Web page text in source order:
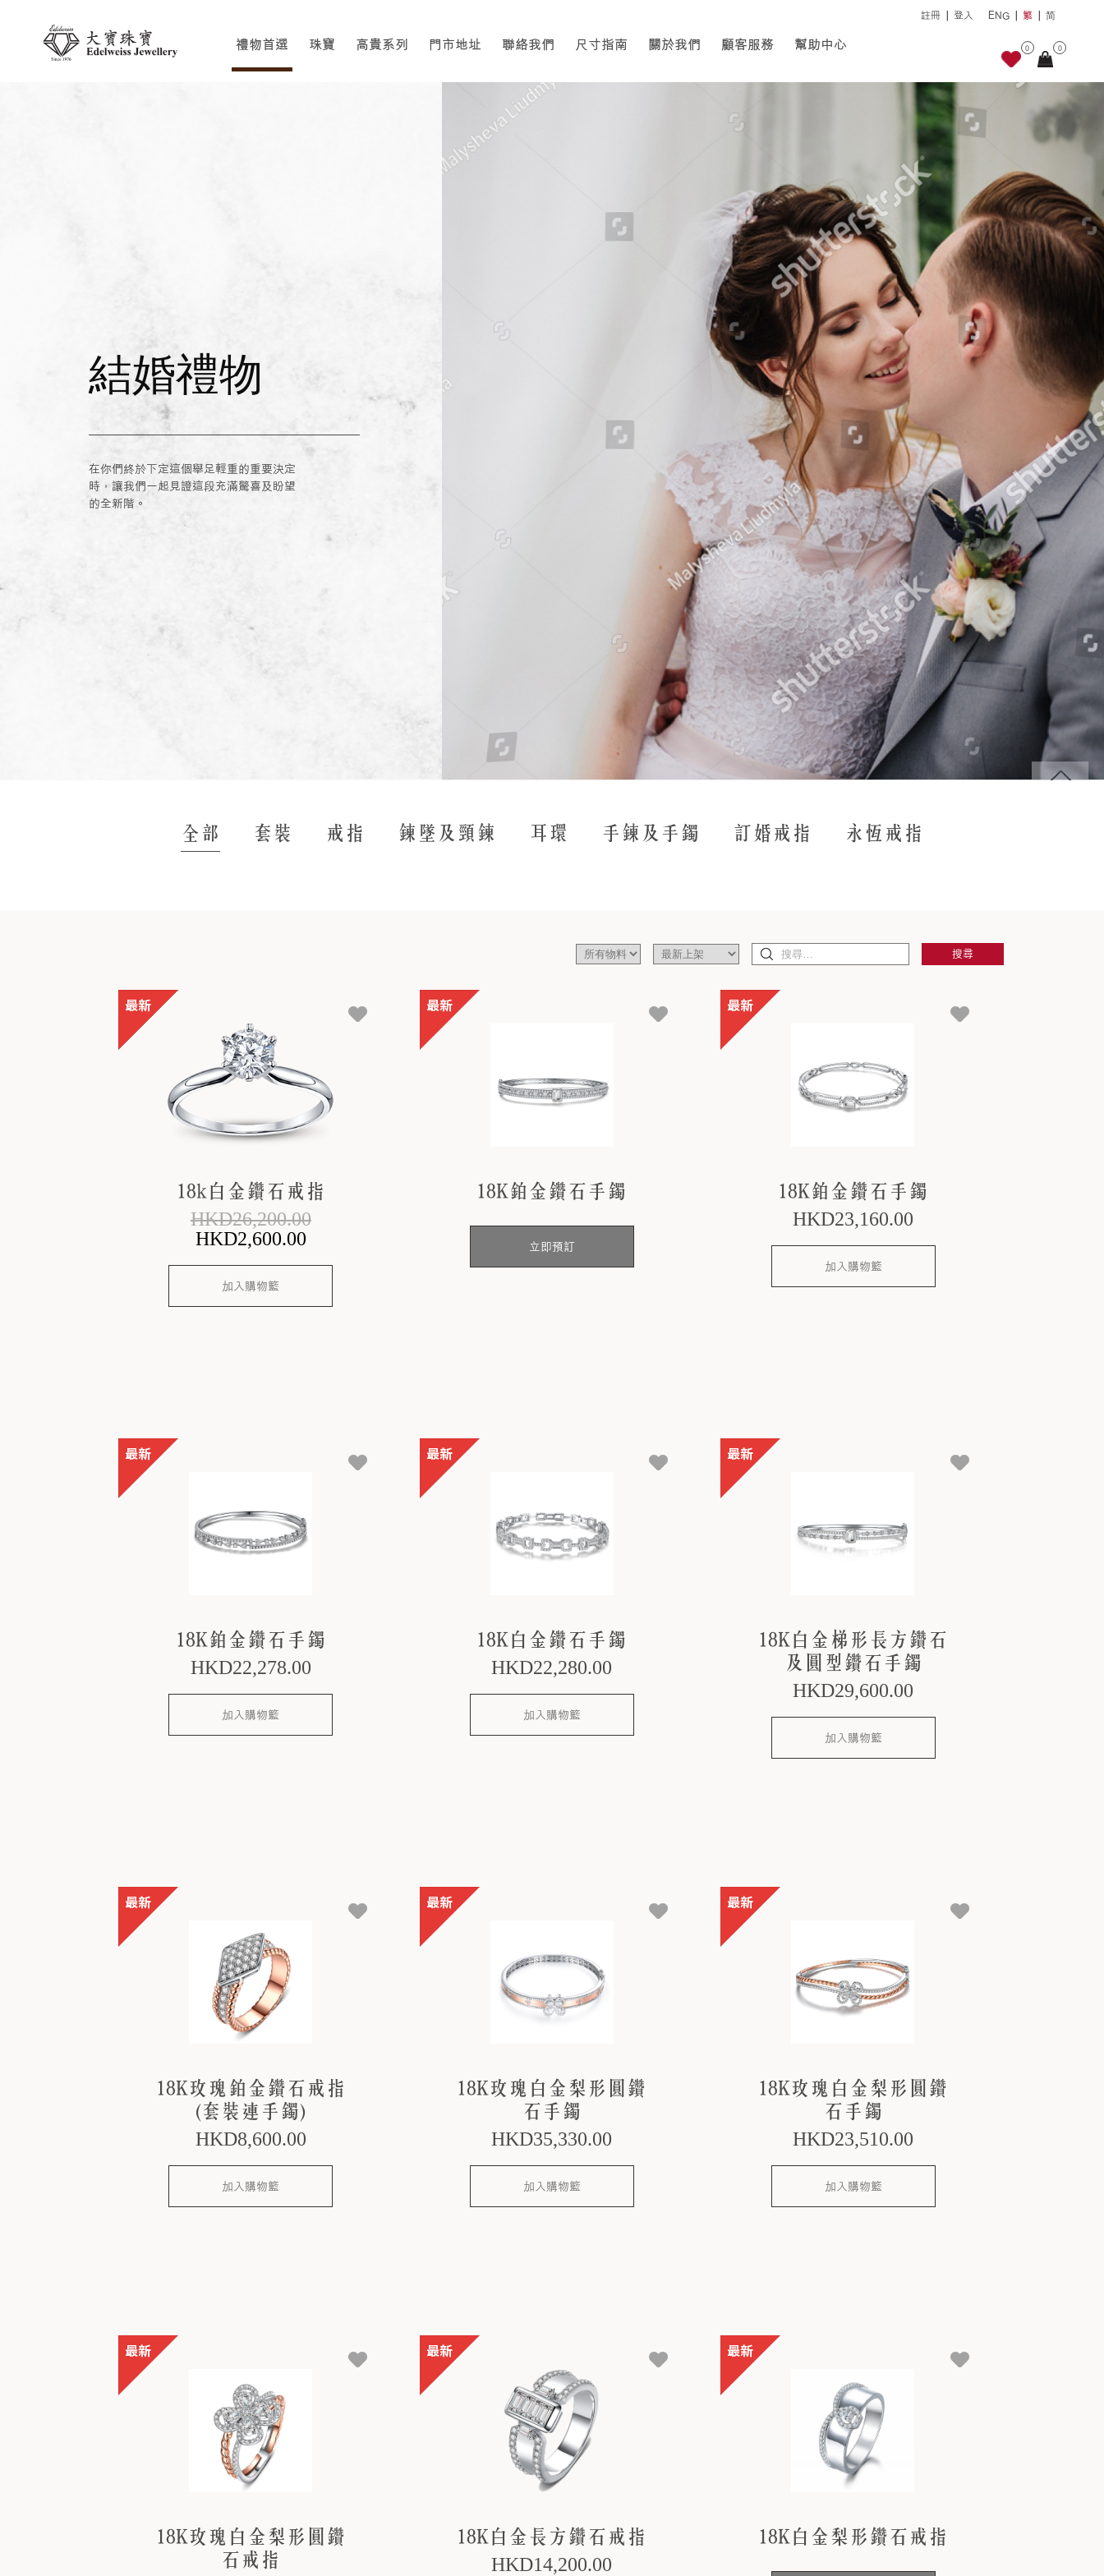
註冊 登入 ENG 繁 简
0 0
禮物首選 珠寶 高貴系列 門市地址 聯絡我們 尺寸指南 關於我們 顧客服務 幫助中心
結婚禮物
在你們終於下定這個舉足輕重的重要決定
時，讓我們一起見證這段充滿驚喜及盼望
的全新階。
全部 套裝 戒指 鍊墜及頸鍊 耳環 手鍊及手鐲 訂婚戒指 永恆戒指
搜尋
18k白金鑽石戒指
HKD26,200.00
HKD2,600.00
加入購物籃
18K鉑金鑽石手鐲
立即預訂
18K鉑金鑽石手鐲
HKD23,160.00
加入購物籃
18K鉑金鑽石手鐲
HKD22,278.00
加入購物籃
18K白金鑽石手鐲
HKD22,280.00
加入購物籃
18K白金梯形長方鑽石
及圓型鑽石手鐲
HKD29,600.00
加入購物籃
18K玫瑰鉑金鑽石戒指
(套裝連手鐲)
HKD8,600.00
加入購物籃
18K玫瑰白金梨形圓鑽
石手鐲
HKD35,330.00
加入購物籃
18K玫瑰白金梨形圓鑽
石手鐲
HKD23,510.00
加入購物籃
18K玫瑰白金梨形圓鑽
石戒指
18K白金長方鑽石戒指
HKD14,200.00
18K白金梨形鑽石戒指